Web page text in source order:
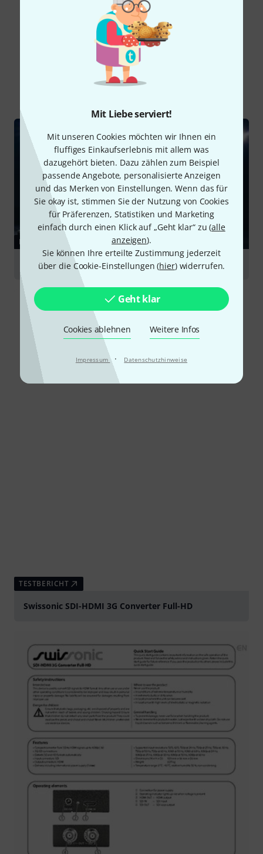
Mit Liebe serviert!
Mit unseren Cookies möchten wir Ihnen ein
fluffiges Einkaufserlebnis mit allem was
dazugehört bieten. Dazu zählen zum Beispiel
passende Angebote, personalisierte Anzeigen
und das Merken von Einstellungen. Wenn das für
Sie okay ist, stimmen Sie der Nutzung von Cookies
für Präferenzen, Statistiken und Marketing
einfach durch einen Klick auf „Geht klar“ zu (alle
anzeigen).
Sie können Ihre erteilte Zustimmung jederzeit
über die Cookie-Einstellungen (hier) widerrufen.
Geht klar
Cookies ablehnen Weitere Infos
Impressum · Datenschutzhinweise
Alle Bewertungen lesen
Schon gewusst?
Testberichte
RATGEBER
Broadcast & Video
TESTBERICHT
Swissonic SDI-HDMI 3G Converter Full-HD